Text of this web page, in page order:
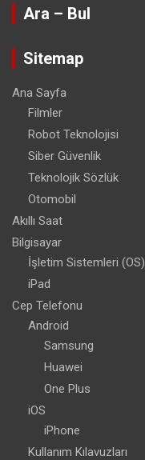
Ara – Bul
Sitemap
Ana Sayfa
Filmler
Robot Teknolojisi
Siber Güvenlik
Teknolojik Sözlük
Otomobil
Akıllı Saat
Bilgisayar
İşletim Sistemleri (OS)
iPad
Cep Telefonu
Android
Samsung
Huawei
One Plus
iOS
iPhone
Kullanım Kılavuzları